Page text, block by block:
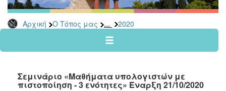
Αρχική Ο Τόπος μας ... 2020
Αρχείο
2026
2024
2022
Σεμινάριο «Μαθήματα υπολογιστών με
πιστοποίηση - 3 ενότητες» Έναρξη 21/10/2020